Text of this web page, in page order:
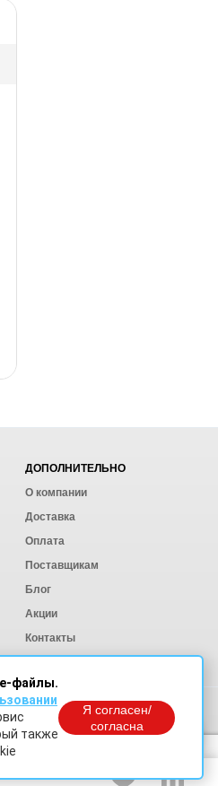
ДОПОЛНИТЕЛЬНО
О компании
Доставка
Оплата
Поставщикам
Блог
Акции
Контакты
персональных данных
данных Яндекс Метрика
файлы.
также
Я согласен/
согласна